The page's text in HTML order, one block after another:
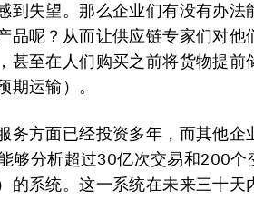
到失望。那么企业们有没有办法
品呢？从而让供应链专家们对他
甚至在人们购买之前将货物提前
期运输）。
务方面已经投资多年，而其他企
够分析超过30亿次交易和200个
的系统。这一系统在未来三十天